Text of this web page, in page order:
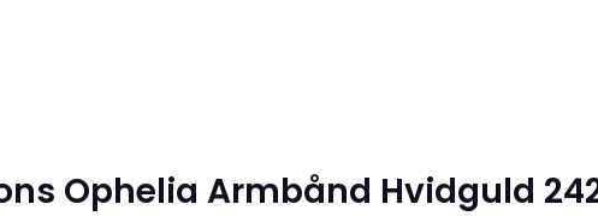
Ophelia Armbånd Hvidguld